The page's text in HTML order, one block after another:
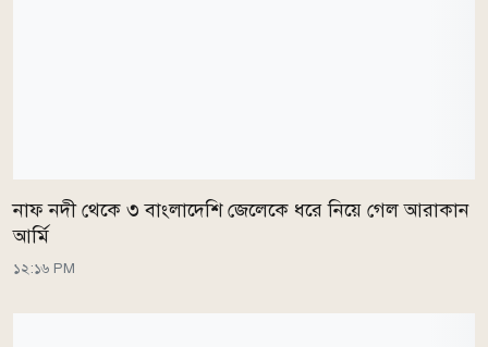
নাফ নদী থেকে ৩ বাংলাদেশি জেলেকে ধরে নিয়ে গেল আরাকান
আর্মি
১২:১৬ PM